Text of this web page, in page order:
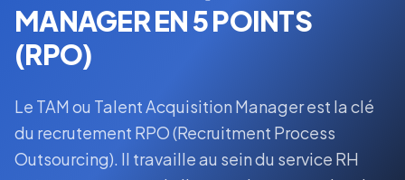
MANAGER EN 5 POINTS
(RPO)
Le TAM ou Talent Acquisition Manager est la clé
du recrutement RPO (Recruitment Process
Outsourcing). Il travaille au sein du service RH